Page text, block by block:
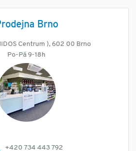
Brno
Centrum ), 602 00 Brno
Po-Pá 9-18h
+420 734 443 792